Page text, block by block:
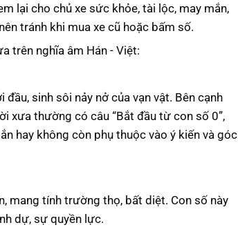
lại cho chủ xe sức khỏe, tài lộc, may mắn,
tránh khi mua xe cũ hoặc bấm số.
trên nghĩa âm Hán - Việt:
sinh sôi nảy nở của vạn vật. Bên cạnh
xưa thường có câu “Bắt đầu từ con số 0”,
hay không còn phụ thuộc vào ý kiến và góc
mang tính trường thọ, bất diệt. Con số này
dự, sự quyền lực.